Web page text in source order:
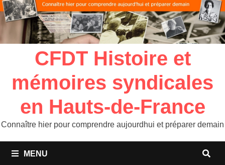
CFDT Histoire et
mémoires syndicales
en Hauts-de-France
Connaître hier pour comprendre aujourdhui et préparer demain
MENU